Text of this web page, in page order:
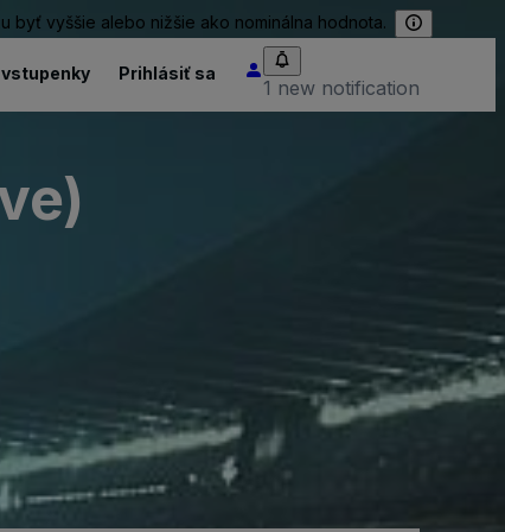
byť vyššie alebo nižšie ako nominálna hodnota.
vstupenky Prihlásiť sa
1 new notification